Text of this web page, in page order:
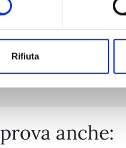
Rifiuta
anche: